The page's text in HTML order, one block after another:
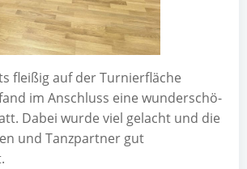
flei­ßig auf der Tur­nier­flä­che
im Anschluss eine wun­der­schö­
Dabei wur­de viel gelacht und die
und Tanz­part­ner gut